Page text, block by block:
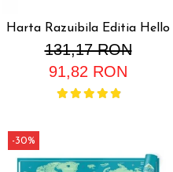
Harta Razuibila Editia Hello
131,17 RON
91,82 RON
-30%